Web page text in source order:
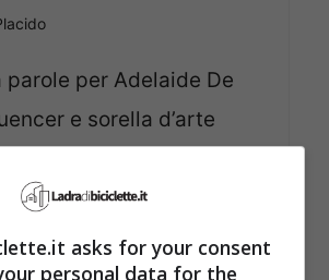
parole per Adelaide De
e sorella d’arte
…
asks for your consent
personal data for the